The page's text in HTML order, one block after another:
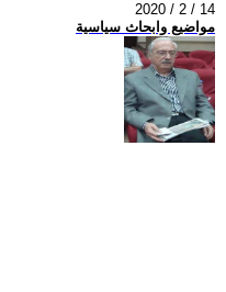
2020 / 2 / 14
مواضيع وابحاث سياسية